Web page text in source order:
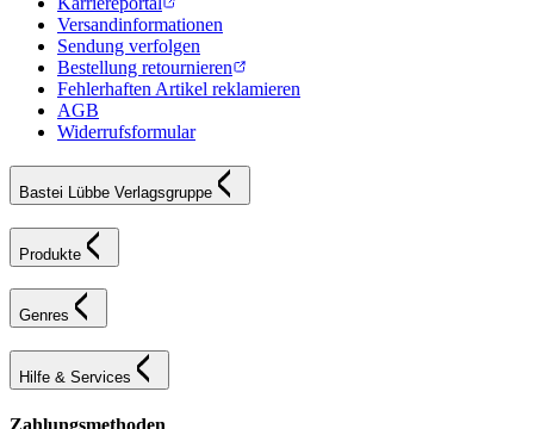
Versandinformationen
Sendung verfolgen
Bestellung retournieren
Fehlerhaften Artikel reklamieren
AGB
Widerrufsformular
Bastei Lübbe Verlagsgruppe
Produkte
Genres
Hilfe & Services